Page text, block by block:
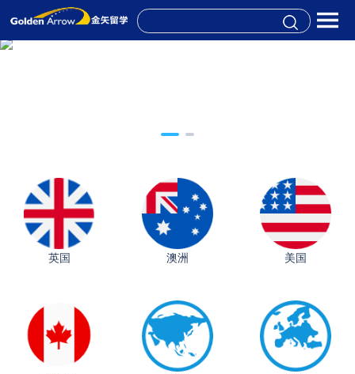
英国 澳洲 美国
从上海财大2+2到谢菲尔德：低均分逆袭QS百强金